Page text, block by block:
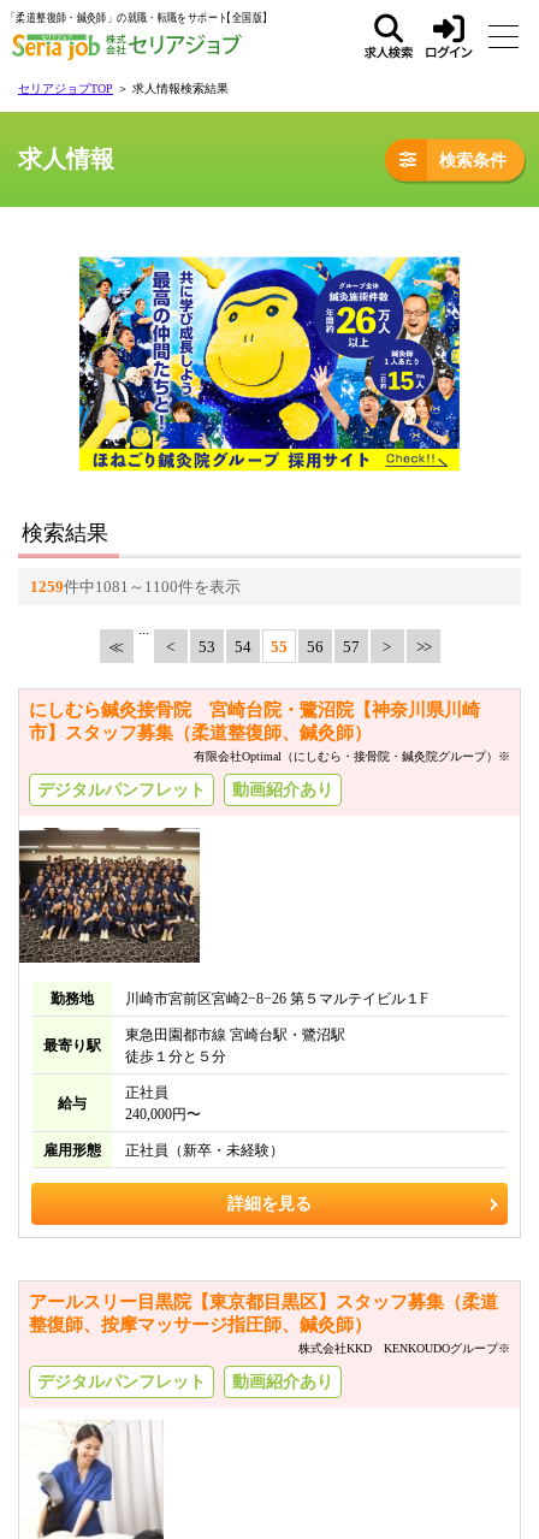
「柔道整復師・鍼灸師」の就職・転職をサポート
セリアジョブTOP ＞ 求人情報検索結果
求人情報 検索条件
検索結果
1259件中1081～1100件を表示
≪
...
<
53 54 55 56 57 >
にしむら鍼灸接骨院 宮崎台院・鷺沼院【神奈川県川崎
市】スタッフ募集（柔道整復師、鍼灸師）
有限会社Optimal（にしむら・接骨院・鍼灸院グループ）※
デジタルパンフレット 動画紹介あり
詳細を見る
勤務地 川崎市宮前区宮崎2−8−26 第５マルテイビル１F
最寄り駅
東急田園都市線 宮崎台駅・鷺沼駅
徒歩１分と５分
給与
正社員
240,000円〜
雇用形態 正社員（新卒・未経験）
アールスリー目黒院【東京都目黒区】スタッフ募集（柔道
整復師、按摩マッサージ指圧師、鍼灸師）
株式会社KKD KENKOUDOグループ※
デジタルパンフレット 動画紹介あり